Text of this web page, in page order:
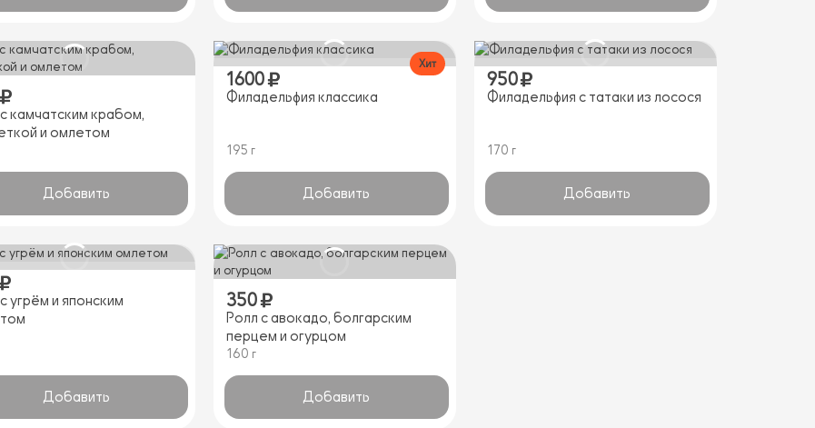
камчатским крабом,
и омлетом
Добавить
1600
Филадельфия классика
195 г
Добавить
Хит
950
Филадельфия с татаки из лосося
170 г
Добавить
угрём и японским
Добавить
350
Ролл с авокадо, болгарским
перцем и огурцом
160 г
Добавить